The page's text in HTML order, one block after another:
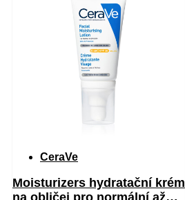
CeraVe
Moisturizers hydratační krém
na obličej pro normální až